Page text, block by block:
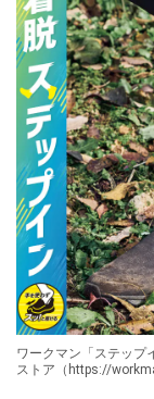
ワークマン「ステップ
ストア（https://